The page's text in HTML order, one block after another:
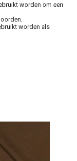
worden om een
worden als